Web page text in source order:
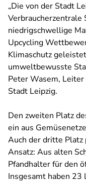
„Die von der Stadt
Verbraucherzentrale
niedrigschwellige
Upcycling
Klimaschutz
umweltbewusste
Peter Wasem,
Stadt Leipzig.
Den zweiten Platz
ein aus
Auch der dritte
Ansatz: Aus alten
Pfandhalter für den
Insgesamt haben